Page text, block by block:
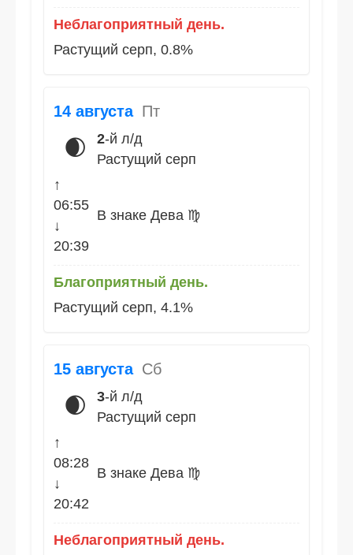
Неблагоприятный день.
Растущий серп, 0.8%
14 августа Пт
🌒 2-й л/д
Растущий серп
↑
06:55
↓
20:39
В знаке Дева ♍
Благоприятный день.
Растущий серп, 4.1%
15 августа Сб
🌒 3-й л/д
Растущий серп
↑
08:28
↓
20:42
В знаке Дева ♍
Неблагоприятный день.